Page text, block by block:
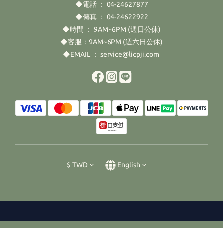
◆電話 ： 04-24627877
◆傳真 ： 04-24622922
◆時間 ： 9AM~6PM (週日公休)
◆客服：9AM~6PM (週六日公休)
◆EMAIL ： service@licpji.com
$ TWD English